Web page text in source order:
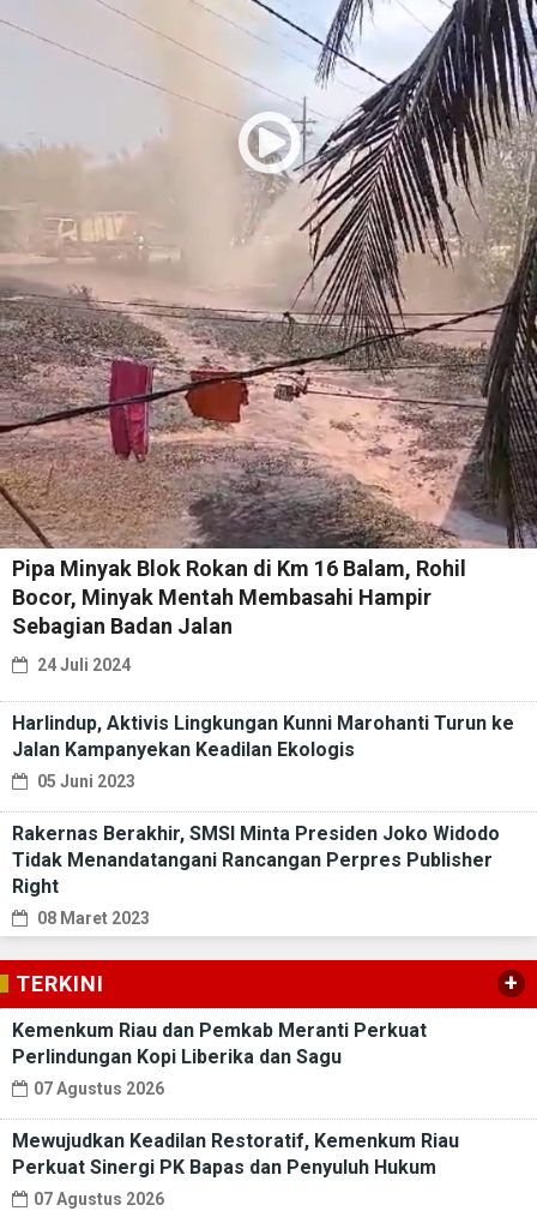
Pipa Minyak Blok Rokan di Km 16 Balam, Rohil
Bocor, Minyak Mentah Membasahi Hampir
Sebagian Badan Jalan
24 Juli 2024
Harlindup, Aktivis Lingkungan Kunni Marohanti Turun ke
Jalan Kampanyekan Keadilan Ekologis
05 Juni 2023
Rakernas Berakhir, SMSI Minta Presiden Joko Widodo
Tidak Menandatangani Rancangan Perpres Publisher
Right
08 Maret 2023
TERKINI +
Kemenkum Riau dan Pemkab Meranti Perkuat
Perlindungan Kopi Liberika dan Sagu
07 Agustus 2026
Mewujudkan Keadilan Restoratif, Kemenkum Riau
Perkuat Sinergi PK Bapas dan Penyuluh Hukum
07 Agustus 2026